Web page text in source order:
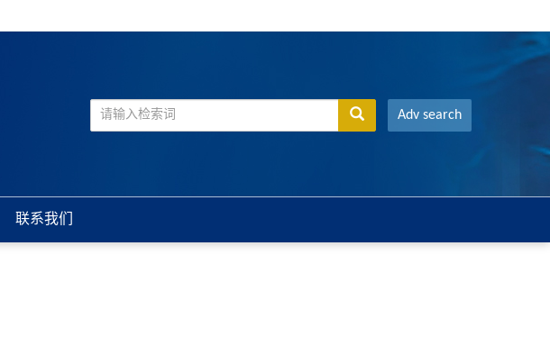
Adv search
联系我们